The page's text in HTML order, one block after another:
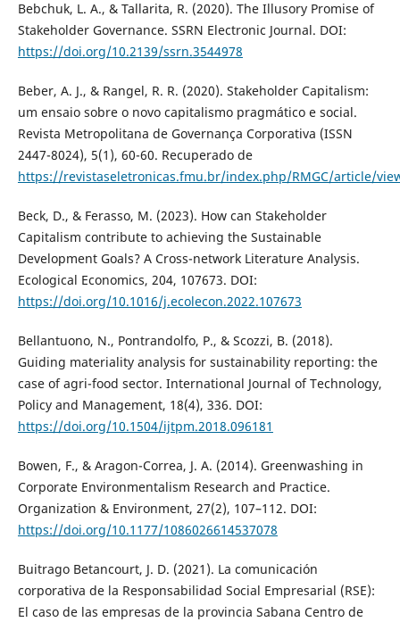
Bebchuk, L. A., & Tallarita, R. (2020). The Illusory Promise of
Stakeholder Governance. SSRN Electronic Journal. DOI:
https://doi.org/10.2139/ssrn.3544978
Beber, A. J., & Rangel, R. R. (2020). Stakeholder Capitalism:
um ensaio sobre o novo capitalismo pragmático e social.
Revista Metropolitana de Governança Corporativa (ISSN
2447-8024), 5(1), 60-60. Recuperado de
https://revistaseletronicas.fmu.br/index.php/RMGC/article/
Beck, D., & Ferasso, M. (2023). How can Stakeholder
Capitalism contribute to achieving the Sustainable
Development Goals? A Cross-network Literature Analysis.
Ecological Economics, 204, 107673. DOI:
https://doi.org/10.1016/j.ecolecon.2022.107673
Bellantuono, N., Pontrandolfo, P., & Scozzi, B. (2018).
Guiding materiality analysis for sustainability reporting: the
case of agri-food sector. International Journal of Technology,
Policy and Management, 18(4), 336. DOI:
https://doi.org/10.1504/ijtpm.2018.096181
Bowen, F., & Aragon-Correa, J. A. (2014). Greenwashing in
Corporate Environmentalism Research and Practice.
Organization & Environment, 27(2), 107–112. DOI:
https://doi.org/10.1177/1086026614537078
Buitrago Betancourt, J. D. (2021). La comunicación
corporativa de la Responsabilidad Social Empresarial (RSE):
El caso de las empresas de la provincia Sabana Centro de